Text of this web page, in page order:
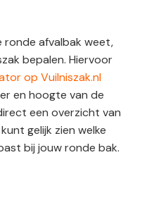
ronde afvalbak weet,
bepalen. Hiervoor
op Vuilniszak.nl
en hoogte van de
een overzicht van
gelijk zien welke
bij jouw ronde bak.